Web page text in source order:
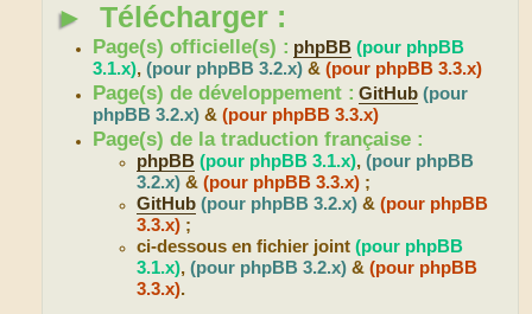
► Télécharger :
Page(s) officielle(s) : phpBB (pour phpBB
3.1.x),(pour phpBB 3.2.x) &(pour phpBB 3.3.x)
Page(s) de développement : GitHub (pour
phpBB 3.2.x) &(pour phpBB 3.3.x)
Page(s) de la traduction française :
phpBB (pour phpBB 3.1.x),(pour phpBB
3.2.x) &(pour phpBB 3.3.x) ;
GitHub (pour phpBB 3.2.x) &(pour phpBB
3.3.x) ;
ci-dessous en fichier joint(pour phpBB
3.1.x),(pour phpBB 3.2.x) &(pour phpBB
3.3.x).